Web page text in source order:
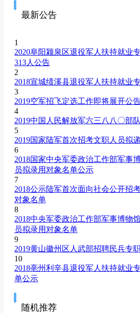
最新公告
1
2020阜阳颍泉区退役军人扶持就业
313人公告
2
2018宣城绩溪县退役军人扶持就业
3
2019空军招飞定选工作即将展开公
4
2019中国人民解放军六三八八〇部
5
2019国家陆军首次招考文职人员拟
6
2018国家中央军委政治工作部军事
员拟录用对象名单公示
7
2018公示陆军首次面向社会公开招
对象名单
8
2018中央军委政治工作部军事博物
员拟录用对象名单
9
2019黄山徽州区人武部招聘民兵专
10
2018亳州利辛县退役军人扶持就业
单公示
随机推荐